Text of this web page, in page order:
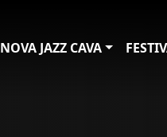
NOVA JAZZ CAVA